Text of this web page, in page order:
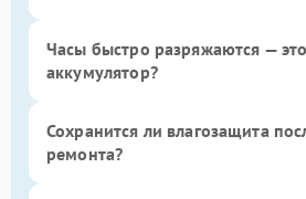
Часы быстро разряжаются — это
аккумулятор?
Сохранится ли влагозащита
ремонта?